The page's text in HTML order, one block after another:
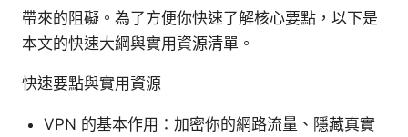
帶來的阻礙。為了方便你快速了解核心要點，以下是
本文的快速大綱與實用資源清單。
快速要點與實用資源
VPN 的基本作用：加密你的網路流量、隱藏真實